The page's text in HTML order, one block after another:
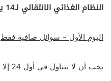
النظام الغذائي الانتقالي لـ14 يوم
اليوم الأول – سوائل صافية فقط
يجب أن لا تتناول في أول 24 إلا السوائل الصافية مثل: